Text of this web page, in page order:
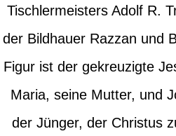
Tischlermeisters Adolf R.
der Bildhauer Razzan und
Figur ist der gekreuzigte
Maria, seine Mutter, und
der Jünger, der Christus